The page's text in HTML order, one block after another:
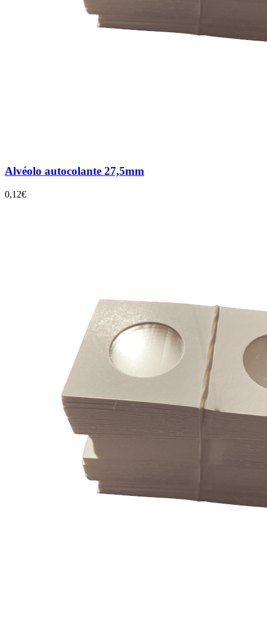
Alvéolo autocolante 27,5mm
0,12€